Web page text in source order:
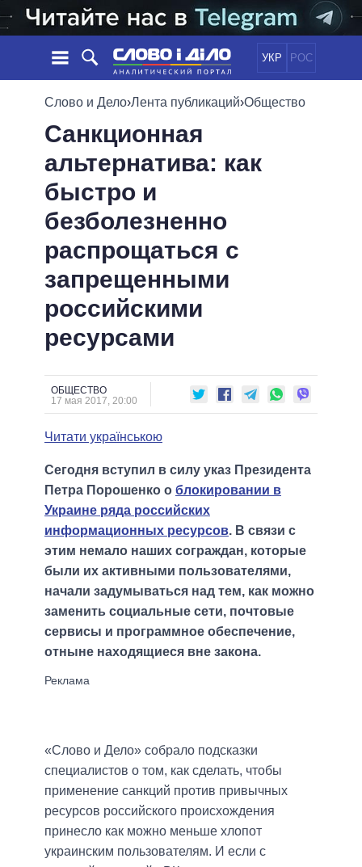
УКР РОС
НОВОСТИ
ЛЕНТА
СОБЫТИЯ
СТАТЬИ
МНЕНИЯ
ОБЗОРЫ
ДАЙДЖЕСТЫ
ПОЛИТИКА
ЭКОНОМИКА
ОБЕЩАНИЯ
ПОЛИТИКИ
ВСЕ ПОЛИТИКИ
ПРЕЗИДЕНТ И ОФИС
ВЕРХОВНАЯ РАДА
КАБИНЕТ МИНИСТРОВ
ГЛАВЫ ОБЛАДМИНИСТРАЦИЙ
ВСЕ ПЕРСОНЫ
ВИДЕО
ПОДДЕРЖАТЬ
СРАВНЕНИЕ ПОЛИТИКОВ
Слово и Дело›Лента публикаций›Общество
Санкционная
альтернатива: как
быстро и
безболезненно
распрощаться с
запрещенными
российскими
ресурсами
ОБЩЕСТВО
17 мая 2017, 20:00
Читати українською
Сегодня вступил в силу указ Президента
Петра Порошенко о блокировании в
Украине ряда российских
информационных ресурсов. В связи с
этим немало наших сограждан, которые
были их активными пользователями,
начали задумываться над тем, как можно
заменить социальные сети, почтовые
сервисы и программное обеспечение,
отныне находящиеся вне закона.
«Слово и Дело» собрало подсказки
специалистов о том, как сделать, чтобы
применение санкций против привычных
ресурсов российского происхождения
принесло как можно меньше хлопот
украинским пользователям. И если с